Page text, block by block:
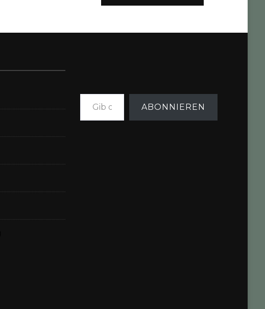
Gib deine E-Mail-Adresse ein ...
ABONNIEREN